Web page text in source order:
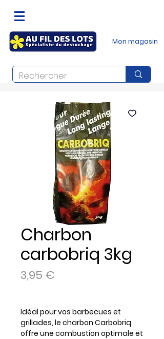
Mon magasin
Charbon
carbobriq 3kg
3,95 €
Idéal pour vos barbecues et
grillades, le charbon Carbobriq
offre une combustion optimale et